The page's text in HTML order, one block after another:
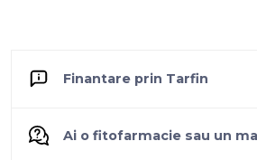
Finantare prin Tarfin
Ai o fitofarmacie sau un